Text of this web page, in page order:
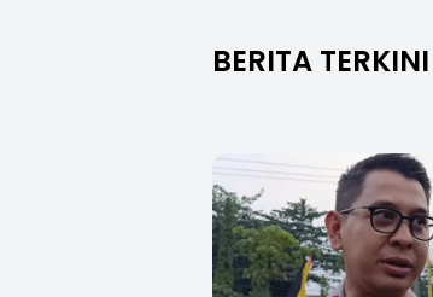
BERITA TERKINI